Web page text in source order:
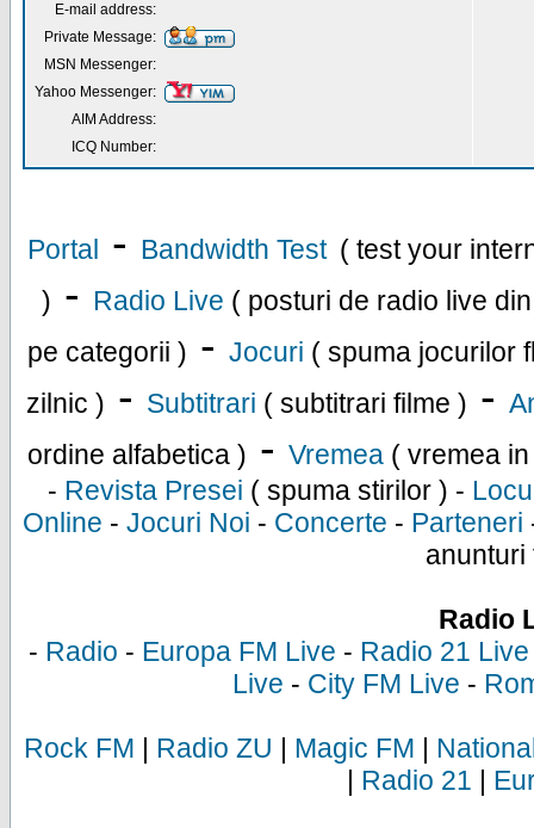
E-mail address:
Private Message:
MSN Messenger:
Yahoo Messenger:
AIM Address:
ICQ Number:
Portal - Bandwidth Test ( test your
) - Radio Live ( posturi de radio live
pe categorii ) - Jocuri ( spuma jocurilor
zilnic ) - Subtitrari ( subtitrari filme ) -
ordine alfabetica ) - Vremea ( vremea
- Revista Presei ( spuma stirilor ) -
Online - Jocuri Noi - Concerte - Parteneri
anunturi
Radio
- Radio - Europa FM Live - Radio 21 Live
Live - City FM Live -
Rock FM | Radio ZU | Magic FM |
| Radio 21 |